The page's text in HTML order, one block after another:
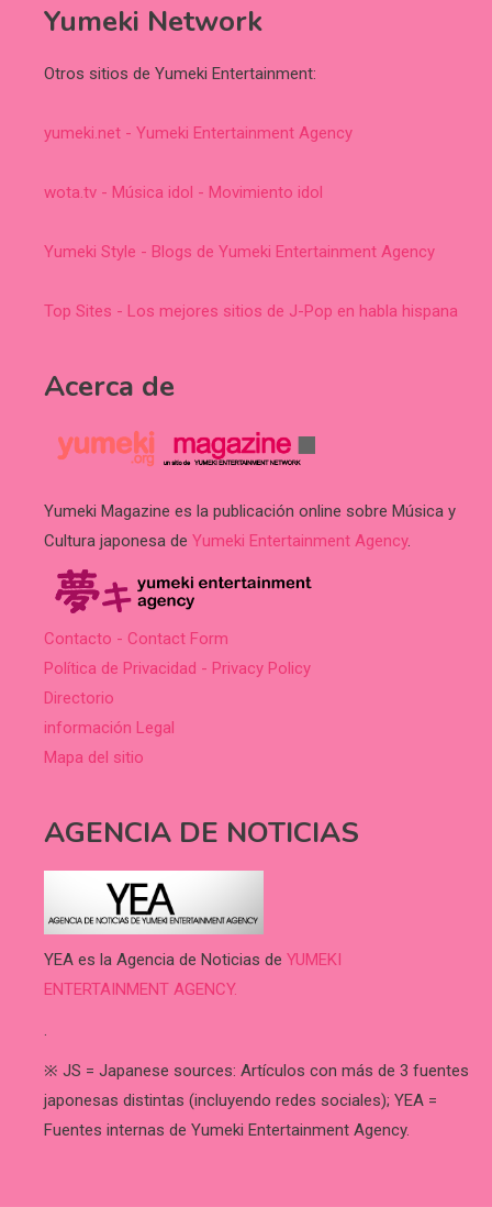
Yumeki Network
Otros sitios de Yumeki Entertainment:
yumeki.net - Yumeki Entertainment Agency
wota.tv - Música idol - Movimiento idol
Yumeki Style - Blogs de Yumeki Entertainment Agency
Top Sites - Los mejores sitios de J-Pop en habla hispana
Acerca de
Yumeki Magazine es la publicación online sobre Música y
Cultura japonesa de Yumeki Entertainment Agency.
Contacto - Contact Form
Política de Privacidad - Privacy Policy
Directorio
información Legal
Mapa del sitio
AGENCIA DE NOTICIAS
YEA es la Agencia de Noticias de YUMEKI
ENTERTAINMENT AGENCY.
.
※ JS = Japanese sources: Artículos con más de 3 fuentes
japonesas distintas (incluyendo redes sociales); YEA =
Fuentes internas de Yumeki Entertainment Agency.